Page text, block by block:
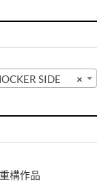
×
SIDE
構作品